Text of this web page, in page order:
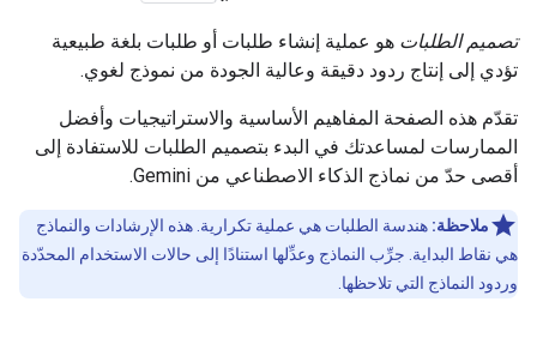
تصميم الطلبات هو عملية إنشاء طلبات أو طلبات بلغة طبيعية
تؤدي إلى إنتاج ردود دقيقة وعالية الجودة من نموذج لغوي.
تقدّم هذه الصفحة المفاهيم الأساسية والاستراتيجيات وأفضل
الممارسات لمساعدتك في البدء بتصميم الطلبات للاستفادة إلى
أقصى حدّ من نماذج الذكاء الاصطناعي من Gemini.
ملاحظة: هندسة الطلبات هي عملية تكرارية. هذه الإرشادات والنماذج
هي نقاط البداية. جرِّب النماذج وعدِّلها استنادًا إلى حالات الاستخدام المحدّدة
وردود النماذج التي تلاحظها.